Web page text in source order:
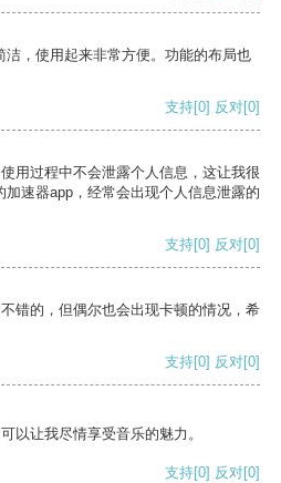
，使用起来非常方便。功能的布局也
支持[0] 反对[0]
用过程中不会泄露个人信息，这让我很
速器app，经常会出现个人信息泄露的
支持[0] 反对[0]
错的，但偶尔也会出现卡顿的情况，希
支持[0] 反对[0]
以让我尽情享受音乐的魅力。
支持[0] 反对[0]